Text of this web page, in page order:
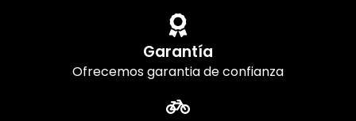
Garantía
Ofrecemos garantia de confianza